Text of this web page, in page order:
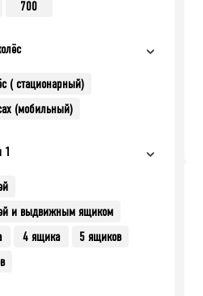
700
( стационарный)
(мобильный)
1
и выдвижным ящиком
4 ящика
5 ящиков